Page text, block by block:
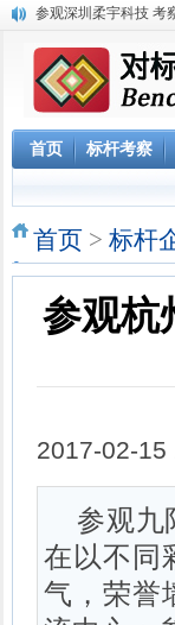
参观深圳柔宇科技 考
赴腾讯参观“向腾讯学
参观阿里巴巴网上预
阿里巴巴数字化组织
2023年 标杆学习俱
华南区域标杆企业目
首页 标杆考察
首页 > 标杆
参观杭
2017-02-
参观九
在以不同
气，荣誉